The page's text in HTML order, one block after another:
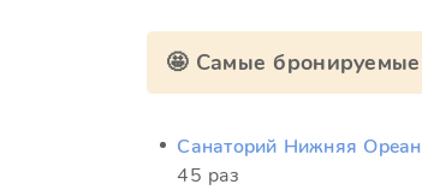
🤩 Самые
Санаторий Нижняя
45 раз